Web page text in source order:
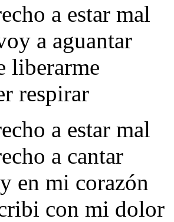
a estar mal
a aguantar
liberarme
respirar
a estar mal
a cantar
en mi corazón
con mi dolor